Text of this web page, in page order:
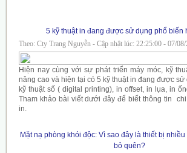
5 kỹ thuật in đang được sử dụng phổ biến
Theo: Cty Trang Nguyễn - Cập nhật lúc: 22:25:00 - 07/
Hiện nay cùng với sự phát triển máy móc, kỹ
nâng cao và hiện tại có 5 kỹ thuật in đang được sử
kỹ thuật số ( digital printing), in offset, in lụa, in
Tham khảo bài viết dưới đây để biết thông tin chi
in.
Mặt nạ phòng khói độc: Vì sao đây là thiết bị
bỏ quên?